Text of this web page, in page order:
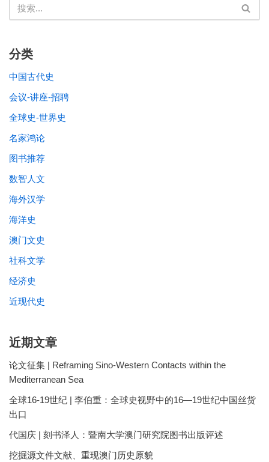
分类
中国古代史
会议-讲座-招聘
全球史-世界史
名家鸿论
图书推荐
数智人文
海外汉学
海洋史
澳门文史
社科文学
经济史
近现代史
近期文章
论文征集 | Reframing Sino-Western Contacts within the
Mediterranean Sea
全球16-19世纪 | 李伯重：全球史视野中的16—19世纪中国丝货
出口
代国庆 | 刻书泽人：暨南大学澳门研究院图书出版评述
挖掘源文件文献、重现澳门历史原貌